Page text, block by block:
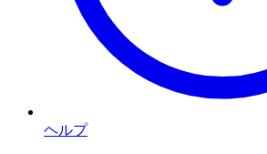
ヘルプ